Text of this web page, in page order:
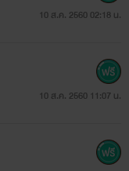
10 ส.ค. 2560 02:18 น.
10 ส.ค. 2560 11:07 น.